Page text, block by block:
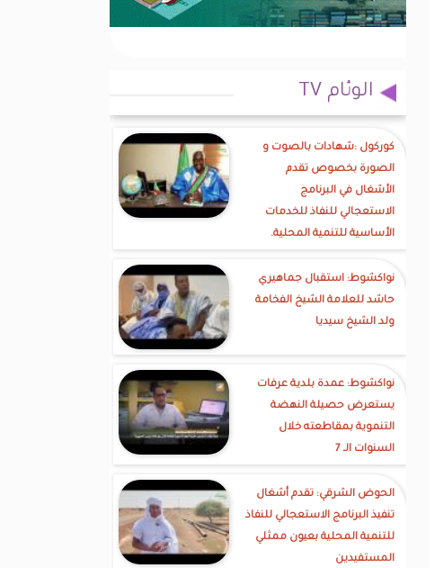
الوئام TV
كوركول :شهادات بالصوت و
الصورة بخصوص تقدم
الأشغال في البرنامج
الاستعجالي للنفاذ للخدمات
الأساسية للتنمية المحلية.
نواكشوط: استقبال جماهيري
حاشد للعلامة الشيخ الفخامة
ولد الشيخ سيديا
نواكشوط: عمدة بلدية عرفات
يستعرض حصيلة النهضة
التنموية بمقاطعته خلال
السنوات الـ 7
الحوض الشرقي: تقدم أشغال
تنفيذ البرنامج الاستعجالي للنفاذ
للتنمية المحلية بعيون ممثلي
المستفيدين